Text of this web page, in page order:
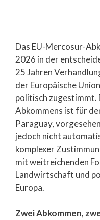
Das EU-Mercosur-
2026 in der
25 Jahren
der Europäische
politisch zugestimmt.
Abkommens ist für
Paraguay,
jedoch nicht
komplexer
mit weitreichenden
Landwirtschaft und
Europa.
Zwei Abkommen,